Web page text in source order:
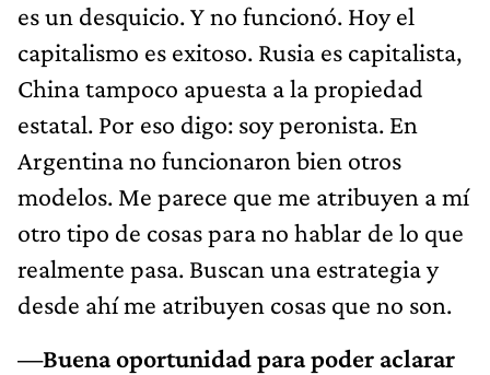
es un desquicio. Y no funcionó. Hoy el
capitalismo es exitoso. Rusia es capitalista,
China tampoco apuesta a la propiedad
estatal. Por eso digo: soy peronista. En
Argentina no funcionaron bien otros
modelos. Me parece que me atribuyen a mí
otro tipo de cosas para no hablar de lo que
realmente pasa. Buscan una estrategia y
desde ahí me atribuyen cosas que no son.
—Buena oportunidad para poder aclarar